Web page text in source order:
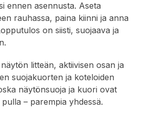
ennen asennusta. Aseta
rauhassa, paina kiinni ja anna
on siisti, suojaava ja
litteän, aktiivisen osan ja
suojakuorten ja koteloiden
näytönsuoja ja kuori ovat
– parempia yhdessä.